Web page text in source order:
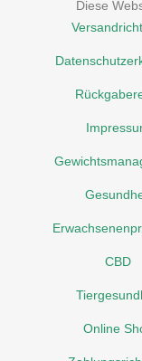
Diese
CBD
Online